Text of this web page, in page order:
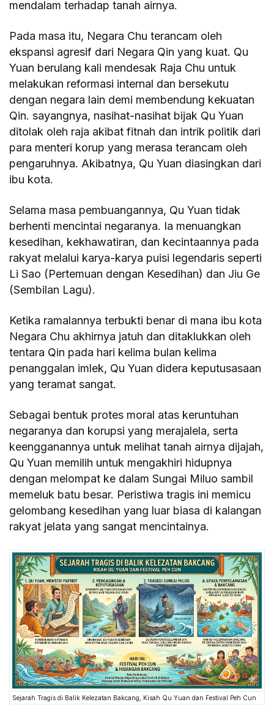
mendalam terhadap tanah airnya.
Pada masa itu, Negara Chu terancam oleh
ekspansi agresif dari Negara Qin yang kuat. Qu
Yuan berulang kali mendesak Raja Chu untuk
melakukan reformasi internal dan bersekutu
dengan negara lain demi membendung kekuatan
Qin. sayangnya, nasihat-nasihat bijak Qu Yuan
ditolak oleh raja akibat fitnah dan intrik politik dari
para menteri korup yang merasa terancam oleh
pengaruhnya. Akibatnya, Qu Yuan diasingkan dari
ibu kota.
Selama masa pembuangannya, Qu Yuan tidak
berhenti mencintai negaranya. Ia menuangkan
kesedihan, kekhawatiran, dan kecintaannya pada
rakyat melalui karya-karya puisi legendaris seperti
Li Sao (Pertemuan dengan Kesedihan) dan Jiu Ge
(Sembilan Lagu).
Ketika ramalannya terbukti benar di mana ibu kota
Negara Chu akhirnya jatuh dan ditaklukkan oleh
tentara Qin pada hari kelima bulan kelima
penanggalan imlek, Qu Yuan didera keputusasaan
yang teramat sangat.
Sebagai bentuk protes moral atas keruntuhan
negaranya dan korupsi yang merajalela, serta
keengganannya untuk melihat tanah airnya dijajah,
Qu Yuan memilih untuk mengakhiri hidupnya
dengan melompat ke dalam Sungai Miluo sambil
memeluk batu besar. Peristiwa tragis ini memicu
gelombang kesedihan yang luar biasa di kalangan
rakyat jelata yang sangat mencintainya.
Sejarah Tragis di Balik Kelezatan Bakcang, Kisah Qu Yuan dan Festival Peh Cun